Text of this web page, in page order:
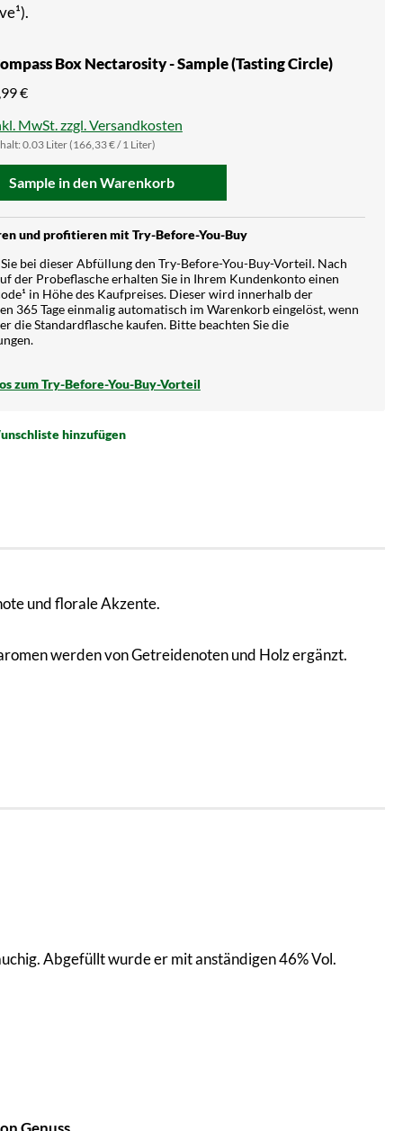
Box Nectarosity - Sample (Tasting Circle)
€
MwSt. zzgl. Versandkosten
0.03 Liter(166,33 € / 1 Liter)
Sample in den Warenkorb
und profitieren mit Try-Before-You-Buy
bei dieser Abfüllung den Try-Before-You-Buy-Vorteil. Nach
der Probeflasche erhalten Sie in Ihrem Kundenkonto einen
in Höhe des Kaufpreises. Dieser wird innerhalb der
365 Tage einmalig automatisch im Warenkorb eingelöst, wenn
die Standardflasche kaufen. Bitte beachten Sie die
zum Try-Before-You-Buy-Vorteil
hinzufügen
und florale Akzente.
werden von Getreidenoten und Holz ergänzt.
Abgefüllt wurde er mit anständigen 46% Vol.